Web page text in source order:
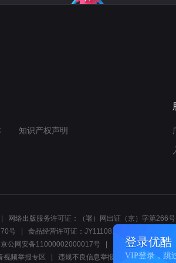
登录优酷
VIP登录，跳
知识产权声明
网络出版服务许可证：（署）网出证（京）字第266号
号 食品经营许可证：JY11108122976214
京公网安备11000002000017号 网络110报警服务
视频举报专区 违规不良信息举报:电话4008100580